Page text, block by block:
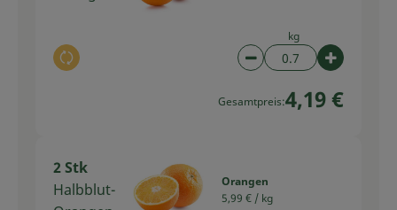
Auswahl ändern
kg
Artikelanzahl
Gesamtpreis:4,19 €
2 Stk
Halbblut-
Orangen
5,99 € / kg